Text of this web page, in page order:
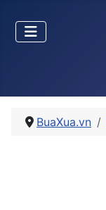
BuaXua.vn